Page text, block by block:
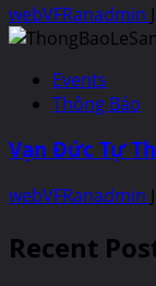
webVFRanadmin
Events
Thông Báo
Vạn Đức Tự
webVFRanadmin
Recent